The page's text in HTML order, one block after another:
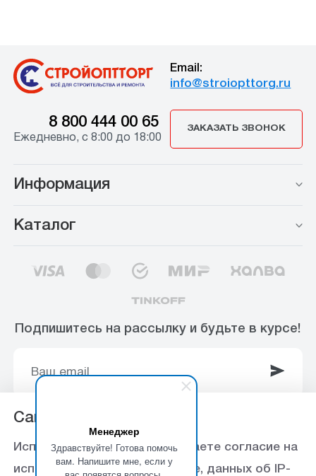
Менеджер
Здравствуйте! Готова помочь
вам. Напишите мне, если у
Email:
info@stroiopttorg.ru
8 800 444 00 65
Ежедневно, с 8:00 до 18:00
ЗАКАЗАТЬ ЗВОНОК
Информация
Каталог
Подпишитесь на рассылку и будьте в курсе!
© 2003-2025 Интернет-магазин ООО
«Стройоптторг» р/с 40702810360000102415 в
Сайт использует Cookie
Используя данный сайт, вы даете согласие на
использование файлов cookie, данных об IP-